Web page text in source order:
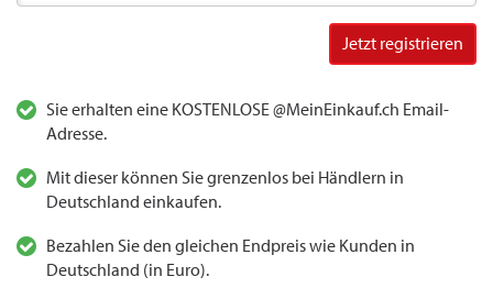
Jetzt registrieren
Sie erhalten eine KOSTENLOSE @MeinEinkauf.ch Email-
Adresse.
Mit dieser können Sie grenzenlos bei Händlern in
Deutschland einkaufen.
Bezahlen Sie den gleichen Endpreis wie Kunden in
Deutschland (in Euro).